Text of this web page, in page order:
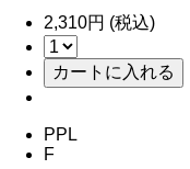
2,310円 (税込)
PPL
F